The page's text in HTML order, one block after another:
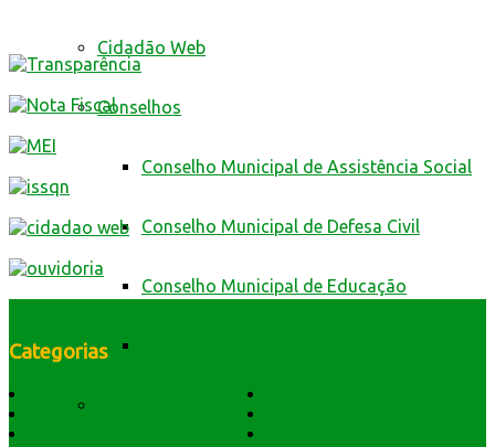
Cidadão Web
Conselhos
Conselho Municipal de Assistência Social
Conselho Municipal de Defesa Civil
Conselho Municipal de Educação
Categorias
Dados Geográficos